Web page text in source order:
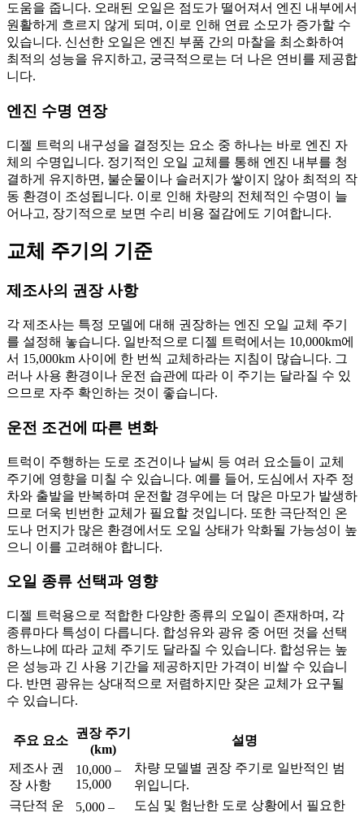
도움을 줍니다. 오래된 오일은 점도가 떨어져서 엔진 내부에서
원활하게 흐르지 않게 되며, 이로 인해 연료 소모가 증가할 수
있습니다. 신선한 오일은 엔진 부품 간의 마찰을 최소화하여
최적의 성능을 유지하고, 궁극적으로는 더 나은 연비를 제공합
니다.
엔진 수명 연장
디젤 트럭의 내구성을 결정짓는 요소 중 하나는 바로 엔진 자
체의 수명입니다. 정기적인 오일 교체를 통해 엔진 내부를 청
결하게 유지하면, 불순물이나 슬러지가 쌓이지 않아 최적의 작
동 환경이 조성됩니다. 이로 인해 차량의 전체적인 수명이 늘
어나고, 장기적으로 보면 수리 비용 절감에도 기여합니다.
교체 주기의 기준
제조사의 권장 사항
각 제조사는 특정 모델에 대해 권장하는 엔진 오일 교체 주기
를 설정해 놓습니다. 일반적으로 디젤 트럭에서는 10,000km에
서 15,000km 사이에 한 번씩 교체하라는 지침이 많습니다. 그
러나 사용 환경이나 운전 습관에 따라 이 주기는 달라질 수 있
으므로 자주 확인하는 것이 좋습니다.
운전 조건에 따른 변화
트럭이 주행하는 도로 조건이나 날씨 등 여러 요소들이 교체
주기에 영향을 미칠 수 있습니다. 예를 들어, 도심에서 자주 정
차와 출발을 반복하며 운전할 경우에는 더 많은 마모가 발생하
므로 더욱 빈번한 교체가 필요할 것입니다. 또한 극단적인 온
도나 먼지가 많은 환경에서도 오일 상태가 악화될 가능성이 높
으니 이를 고려해야 합니다.
오일 종류 선택과 영향
디젤 트럭용으로 적합한 다양한 종류의 오일이 존재하며, 각
종류마다 특성이 다릅니다. 합성유와 광유 중 어떤 것을 선택
하느냐에 따라 교체 주기도 달라질 수 있습니다. 합성유는 높
은 성능과 긴 사용 기간을 제공하지만 가격이 비쌀 수 있습니
다. 반면 광유는 상대적으로 저렴하지만 잦은 교체가 요구될
수 있습니다.
주요 요소
권장 주기
(km)
설명
제조사 권
장 사항
10,000 –
15,000
차량 모델별 권장 주기로 일반적인 범
위입니다.
극단적 운
5,000 –
도심 및 험난한 도로 상황에서 필요한